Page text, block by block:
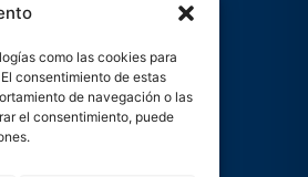
como las cookies para
consentimiento de estas
de navegación o las
el consentimiento, puede